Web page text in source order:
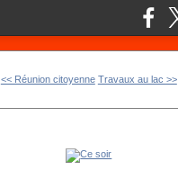
<< Réunion citoyenne Travaux au lac >>